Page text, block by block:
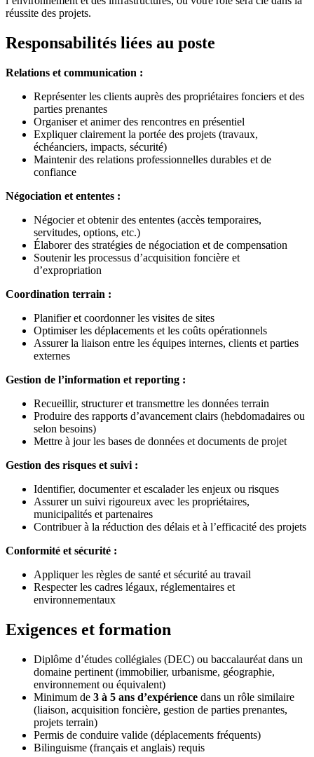
réussite des projets.
Responsabilités liées au poste
Relations et communication :
Représenter les clients auprès des propriétaires fonciers et des
parties prenantes
Organiser et animer des rencontres en présentiel
Expliquer clairement la portée des projets (travaux,
échéanciers, impacts, sécurité)
Maintenir des relations professionnelles durables et de
confiance
Négociation et ententes :
Négocier et obtenir des ententes (accès temporaires,
servitudes, options, etc.)
Élaborer des stratégies de négociation et de compensation
Soutenir les processus d’acquisition foncière et
d’expropriation
Coordination terrain :
Planifier et coordonner les visites de sites
Optimiser les déplacements et les coûts opérationnels
Assurer la liaison entre les équipes internes, clients et parties
externes
Gestion de l’information et reporting :
Recueillir, structurer et transmettre les données terrain
Produire des rapports d’avancement clairs (hebdomadaires ou
selon besoins)
Mettre à jour les bases de données et documents de projet
Gestion des risques et suivi :
Identifier, documenter et escalader les enjeux ou risques
Assurer un suivi rigoureux avec les propriétaires,
municipalités et partenaires
Contribuer à la réduction des délais et à l’efficacité des projets
Conformité et sécurité :
Appliquer les règles de santé et sécurité au travail
Respecter les cadres légaux, réglementaires et
environnementaux
Exigences et formation
Diplôme d’études collégiales (DEC) ou baccalauréat dans un
domaine pertinent (immobilier, urbanisme, géographie,
environnement ou équivalent)
Minimum de 3 à 5 ans d’expérience dans un rôle similaire
(liaison, acquisition foncière, gestion de parties prenantes,
projets terrain)
Permis de conduire valide (déplacements fréquents)
Bilinguisme (français et anglais) requis